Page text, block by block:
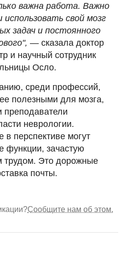
важна работа. Важно
свой мозг
задач и постоянного
— сказала доктор
и научный сотрудник
Осло.
среди профессий,
полезными для мозга,
преподаватели
неврологии.
перспективе могут
функции, зачастую
трудом. Это дорожные
почты.
Сообщите нам об этом.